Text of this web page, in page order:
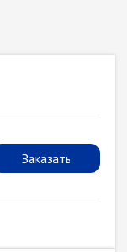
Заказать